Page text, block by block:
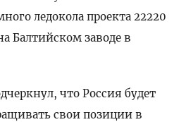
ледокола проекта 22220
Балтийском заводе в
что Россия будет
свои позиции в